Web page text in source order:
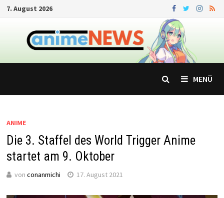
Zum
springen
7. August 2026
MENÜ
ANIME
Die 3. Staffel des World Trigger Anime
startet am 9. Oktober
von conanmichi 17. August 2021